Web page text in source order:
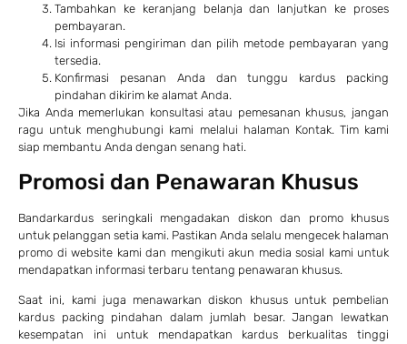
Tambahkan ke keranjang belanja dan lanjutkan ke proses
pembayaran.
Isi informasi pengiriman dan pilih metode pembayaran yang
tersedia.
Konfirmasi pesanan Anda dan tunggu kardus packing
pindahan dikirim ke alamat Anda.
Jika Anda memerlukan konsultasi atau pemesanan khusus, jangan
ragu untuk menghubungi kami melalui halaman Kontak. Tim kami
siap membantu Anda dengan senang hati.
Promosi dan Penawaran Khusus
Bandarkardus seringkali mengadakan diskon dan promo khusus
untuk pelanggan setia kami. Pastikan Anda selalu mengecek halaman
promo di website kami dan mengikuti akun media sosial kami untuk
mendapatkan informasi terbaru tentang penawaran khusus.
Saat ini, kami juga menawarkan diskon khusus untuk pembelian
kardus packing pindahan dalam jumlah besar. Jangan lewatkan
kesempatan ini untuk mendapatkan kardus berkualitas tinggi